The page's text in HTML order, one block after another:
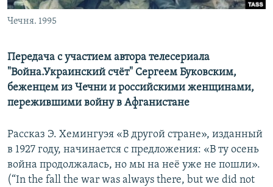
Все сайты РСЕ/РС
Чечня. 1995
Передача с участием автора телесериала
"Война.Украинский счёт" Сергеем Буковским,
беженцем из Чечни и российскими женщинами,
пережившими войну в Афганистане
Рассказ Э. Хемингуэя «В другой стране», изданный
в 1927 году, начинается с предложения: «В ту осень
война продолжалась, но мы на неё уже не пошли».
(“In the fall the war was always there, but we did not